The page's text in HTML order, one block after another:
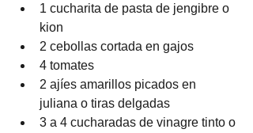
1 cucharita de pasta de jengibre o
kion
2 cebollas cortada en gajos
4 tomates
2 ajíes amarillos picados en
juliana o tiras delgadas
3 a 4 cucharadas de vinagre tinto o